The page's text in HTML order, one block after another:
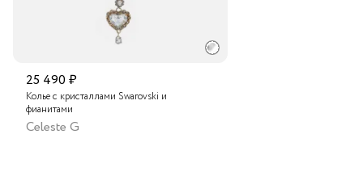
25 490 ₽
Колье с кристаллами Swarovski и
фианитами
Celeste G